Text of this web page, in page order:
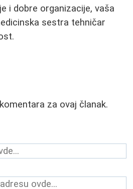
i dobre organizacije, vaša
sestra tehničar
za ovaj članak.